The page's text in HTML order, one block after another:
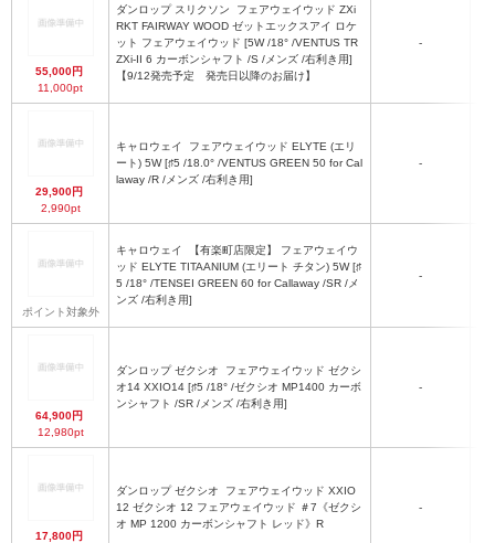
55,000円
11,000pt
ダンロップ スリクソン
RKT FAIRWAY WOOD ゼットエックスアイ ロケ
ット フェアウェイウッド [5W /18° /VENTUS TR
ZXi-II 6 カーボンシャフト /S /メンズ /右利き用]
【9/12発売予定 発売日以降のお届け】
-
29,900円
2,990pt
キャロウェイ
ート) 5W [♯5 /18.0° /VENTUS GREEN 50 for Cal
laway /R /メンズ /右利き用]
-
ポイント対象外
キャロウェイ
ッド ELYTE TITAANIUM (エリート チタン) 5W [♯
5 /18° /TENSEI GREEN 60 for Callaway /SR /メ
ンズ /右利き用]
-
64,900円
12,980pt
ダンロップ ゼクシオ
オ14 XXIO14 [♯5 /18° /ゼクシオ MP1400 カーボ
ンシャフト /SR /メンズ /右利き用]
-
17,800円
ダンロップ ゼクシオ
12 ゼクシオ 12 フェアウェイウッド ＃7《ゼクシ
オ MP 1200 カーボンシャフト レッド》R
-